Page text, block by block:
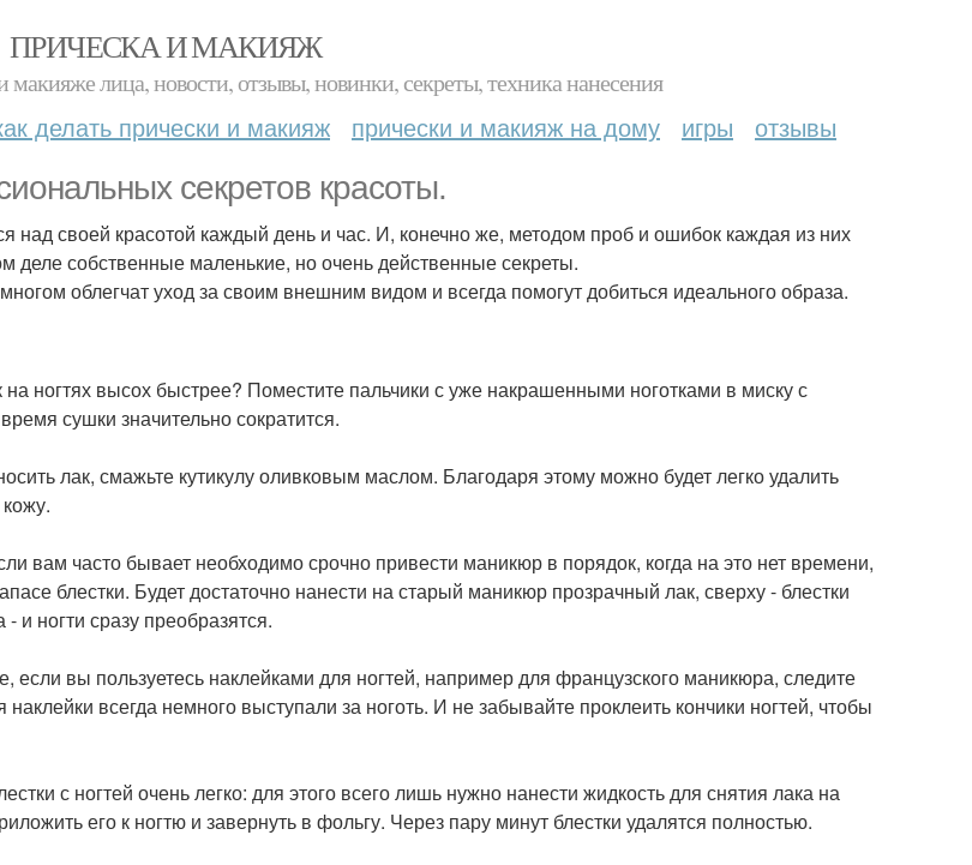
ПРИЧЕСКА И МАКИЯЖ
лица, новости, отзывы, новинки, секреты, техника нанесения
делать прически и макияж прически и макияж на дому игры отзывы
секретов красоты.
над своей красотой каждый день и час. И, конечно же, методом проб и ошибок каждая из них
деле собственные маленькие, но очень действенные секреты.
облегчат уход за своим внешним видом и всегда помогут добиться идеального образа.
на ногтях высох быстрее? Поместите пальчики с уже накрашенными ноготками в миску с
сушки значительно сократится.
лак, смажьте кутикулу оливковым маслом. Благодаря этому можно будет легко удалить
вам часто бывает необходимо срочно привести маникюр в порядок, когда на это нет времени,
блестки. Будет достаточно нанести на старый маникюр прозрачный лак, сверху - блестки
и ногти сразу преобразятся.
если вы пользуетесь наклейками для ногтей, например для французского маникюра, следите
наклейки всегда немного выступали за ноготь. И не забывайте проклеить кончики ногтей, чтобы
с ногтей очень легко: для этого всего лишь нужно нанести жидкость для снятия лака на
его к ногтю и завернуть в фольгу. Через пару минут блестки удалятся полностью.